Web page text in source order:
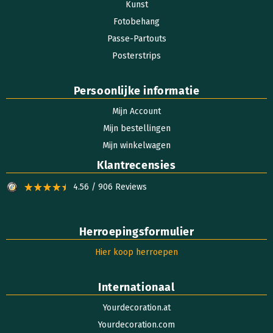
Kunst
Fotobehang
Passe-Partouts
Posterstrips
Persoonlijke informatie
Mijn Account
Mijn bestellingen
Mijn winkelwagen
Klantrecensies
4.56 / 906 Reviews
Herroepingsformulier
Hier koop herroepen
Internationaal
Yourdecoration.at
Yourdecoration.com